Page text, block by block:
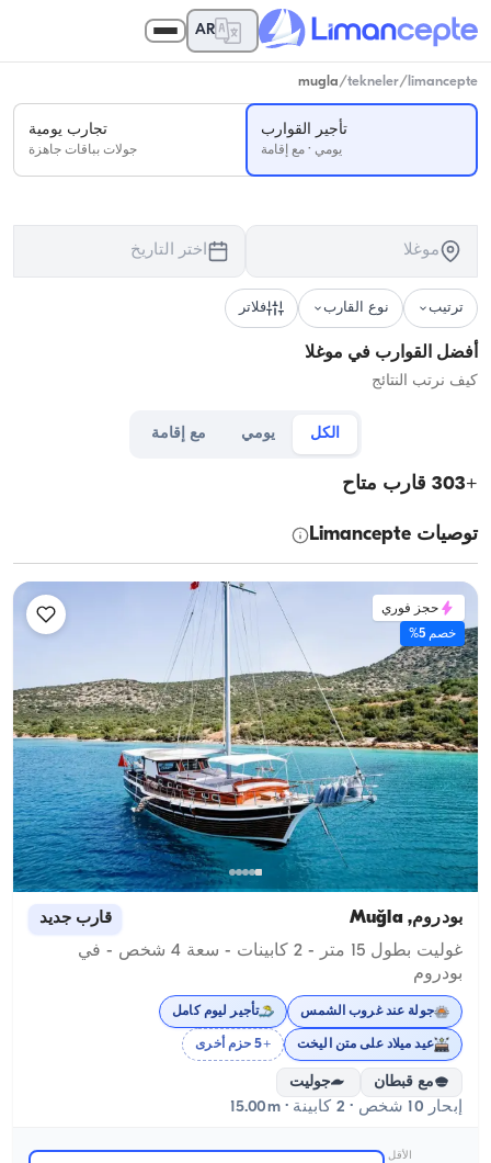
AR
limancepte
/
tekneler
/
mugla
تأجير القوارب
يومي · مع إقامة
تجارب يومية
جولات بباقات جاهزة
موغلا اختر التاريخ
ترتيب نوع القارب فلاتر
أفضل القوارب في موغلا
كيف نرتب النتائج
الكل يومي مع إقامة
+
303 قارب متاح
توصيات Limancepte
حجز فوري
خصم 5%
بودروم, Muğla قارب جديد
غوليت بطول 15 متر - 2 كابينات - سعة 4 شخص - في
بودروم
جولة عند غروب الشمس تأجير ليوم كامل
عيد ميلاد على متن اليخت +5 حزم أخرى
مع قبطان جوليت
إبحار 10 شخص · 2 كابينة · 15.00m
الأقل